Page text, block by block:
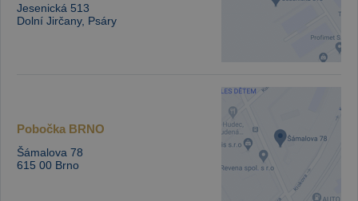
Jesenická 513
Dolní Jirčany, Psáry
Pobočka BRNO
Šámalova 78
615 00 Brno